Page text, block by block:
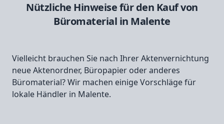
Nützliche Hinweise für den Kauf von
Büromaterial in Malente
Vielleicht brauchen Sie nach Ihrer Aktenvernichtung
neue Aktenordner, Büropapier oder anderes
Büromaterial? Wir machen einige Vorschläge für
lokale Händler in Malente.